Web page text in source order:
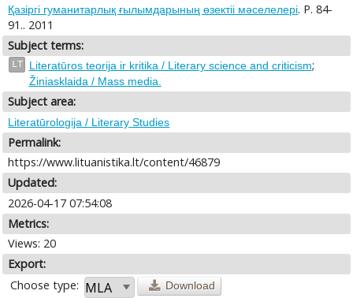
Қазіргі гуманитарлық ғылымдарының өзектіі мәселелері. P. 84-
91.. 2011
Subject terms:
LT Literatūros teorija ir kritika / Literary science and criticism;
Žiniasklaida / Mass media.
Subject area:
Literatūrologija / Literary Studies
Permalink:
https://www.lituanistika.lt/content/46879
Updated:
2026-04-17 07:54:08
Metrics:
Views: 20
Export:
Choose type:
Download